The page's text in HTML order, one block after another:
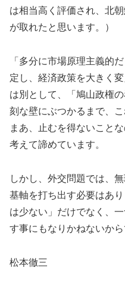
は相当高く評価され、北
が取れたと思います。）
「多分に市場原理主義的
定し、経済政策を大きく
は別として、「鳩山政権
刻な壁にぶつかるまで、
まあ、止むを得ないこと
考えて諦めています。
しかし、外交問題では、
基軸を打ち出す必要はあ
は少ない」だけでなく、
す事にもなりかねないから
松本徹三